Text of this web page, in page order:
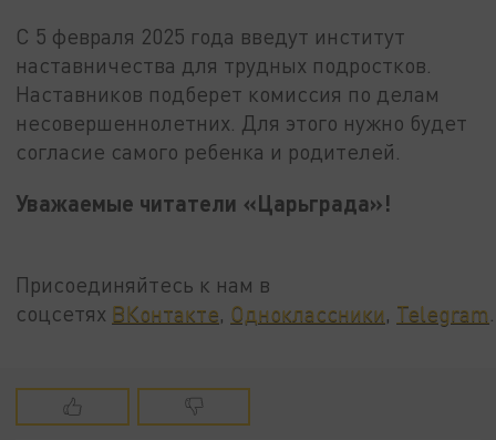
С 5 февраля 2025 года введут институт
наставничества для трудных подростков.
Наставников подберет комиссия по делам
несовершеннолетних. Для этого нужно будет
согласие самого ребенка и родителей.
Уважаемые читатели «Царьграда»!
Присоединяйтесь к нам в
соцсетях ВКонтакте Одноклассники Telegram